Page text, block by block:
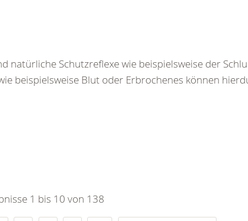
natürliche Schutzreflexe wie beispielsweise der
beispielsweise Blut oder Erbrochenes können
1 bis 10 von 138